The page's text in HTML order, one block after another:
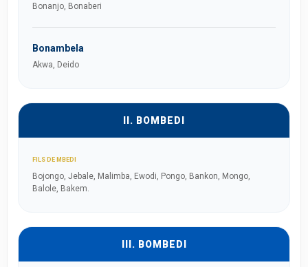
Bonanjo, Bonaberi
Bonambela
Akwa, Deido
II. BOMBEDI
FILS DE MBEDI
Bojongo, Jebale, Malimba, Ewodi, Pongo, Bankon, Mongo,
Balole, Bakem.
III. BOMBEDI